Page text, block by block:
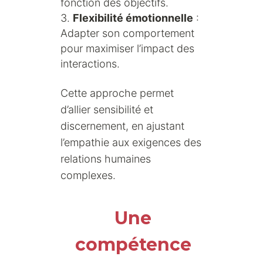
fonction des objectifs.
Flexibilité émotionnelle :
Adapter son comportement
pour maximiser l’impact des
interactions.
Cette approche permet
d’allier sensibilité et
discernement, en ajustant
l’empathie aux exigences des
relations humaines
complexes.
Une
compétence